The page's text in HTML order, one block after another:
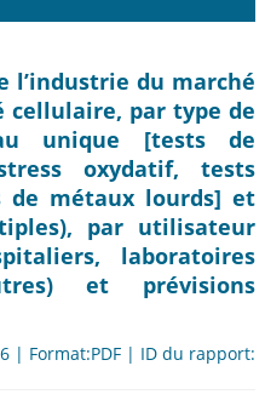
l’industrie du marché
cellulaire, par type de
unique [tests de
oxydatif, tests
de métaux lourds] et
par utilisateur
laboratoires
et prévisions
| Format:PDF | ID du rapport: